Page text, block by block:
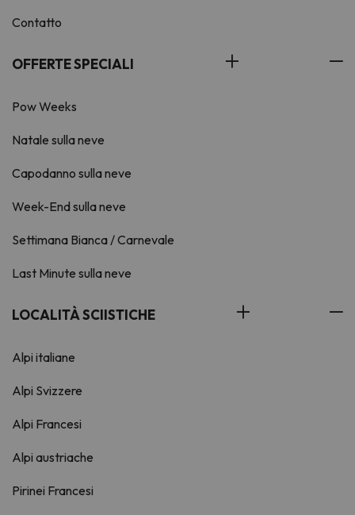
Contatto
OFFERTE SPECIALI
Pow Weeks
Natale sulla neve
Capodanno sulla neve
Week-End sulla neve
Settimana Bianca / Carnevale
Last Minute sulla neve
LOCALITÀ SCIISTICHE
Alpi italiane
Alpi Svizzere
Alpi Francesi
Alpi austriache
Pirinei Francesi